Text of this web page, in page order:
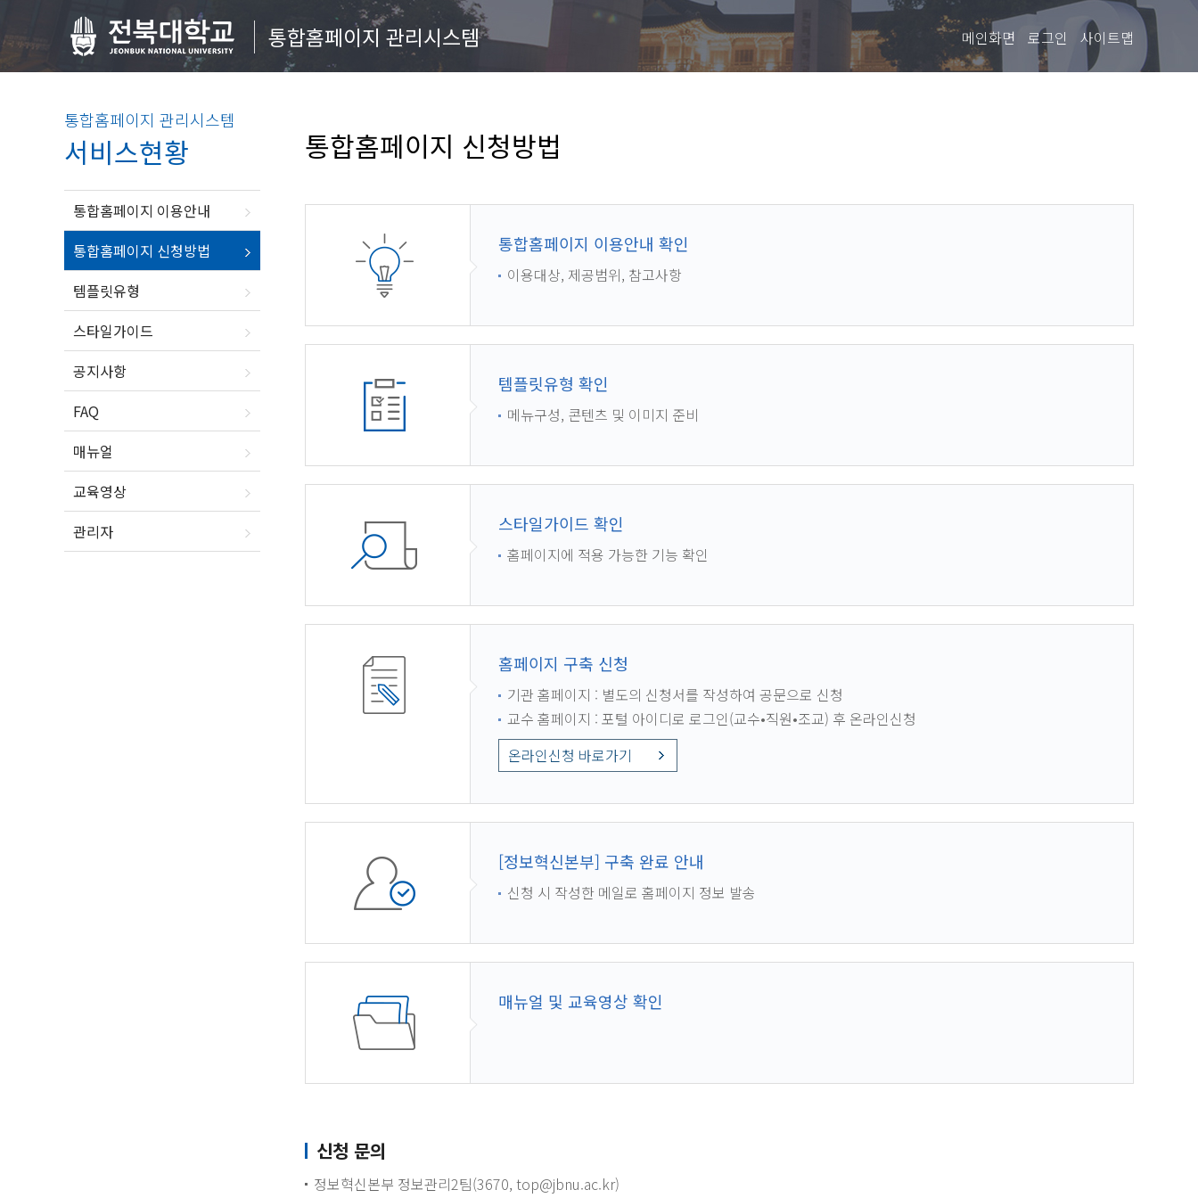
통합홈페이지 관리시스템 메인화면 로그인 사이트맵
통합홈페이지 관리시스템
서비스현황
통합홈페이지 이용안내
통합홈페이지 신청방법
템플릿유형
스타일가이드
공지사항
FAQ
매뉴얼
교육영상
관리자
통합홈페이지 신청방법
통합홈페이지 이용안내 확인
이용대상, 제공범위, 참고사항
템플릿유형 확인
메뉴구성, 콘텐츠 및 이미지 준비
스타일가이드 확인
홈페이지에 적용 가능한 기능 확인
홈페이지 구축 신청
기관 홈페이지 : 별도의 신청서를 작성하여 공문으로 신청
교수 홈페이지 : 포털 아이디로 로그인(교수•직원•조교) 후 온라인신청
온라인신청 바로가기
[정보혁신본부] 구축 완료 안내
신청 시 작성한 메일로 홈페이지 정보 발송
매뉴얼 및 교육영상 확인
신청 문의
정보혁신본부 정보관리2팀(3670, top@jbnu.ac.kr)